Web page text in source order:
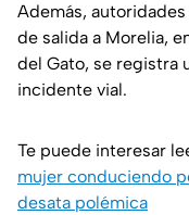
Además,
de salida a Morelia,
del Gato, se registra
incidente vial.
Te puede interesar
mujer conduciendo
desata polémica